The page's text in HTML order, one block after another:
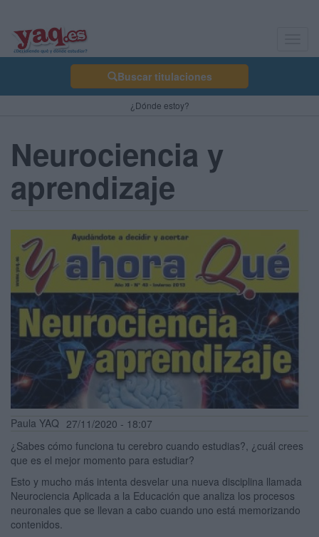
Buscar titulaciones
¿Dónde estoy?
Neurociencia y
aprendizaje
Paula YAQ 27/11/2020 - 18:07
¿Sabes cómo funciona tu cerebro cuando estudias?, ¿cuál crees
que es el mejor momento para estudiar?
Esto y mucho más intenta desvelar una nueva disciplina llamada
Neurociencia Aplicada a la Educación que analiza los procesos
neuronales que se llevan a cabo cuando uno está memorizando
contenidos.